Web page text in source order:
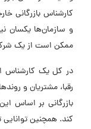
کارشناس بازرگانی
و سازمان‌ها یکسان
ممکن است از یک
در کل یک کارشناس
رقبا، مشتریان و
بازرگانی بر اساس
کند. همچنین